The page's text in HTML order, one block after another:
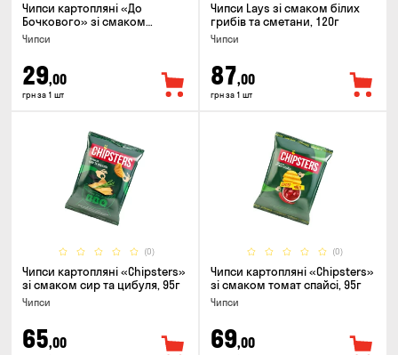
Чипси картоплянi «До
Бочкового» зі смаком
сметани із зеленню, 100г
Чипси
29,00
грн за 1 шт
Чипси Lays зі смаком білих
грибів та сметани, 120г
Чипси
87,00
грн за 1 шт
(0)
Чипси картопляні «Chipsters»
зі смаком сир та цибуля, 95г
Чипси
65,00
(0)
Чипси картопляні «Chipsters»
зі смаком томат спайсі, 95г
Чипси
69,00